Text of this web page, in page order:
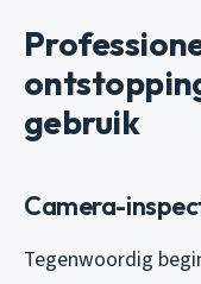
gebruik
Camera-
Tegenwoordig